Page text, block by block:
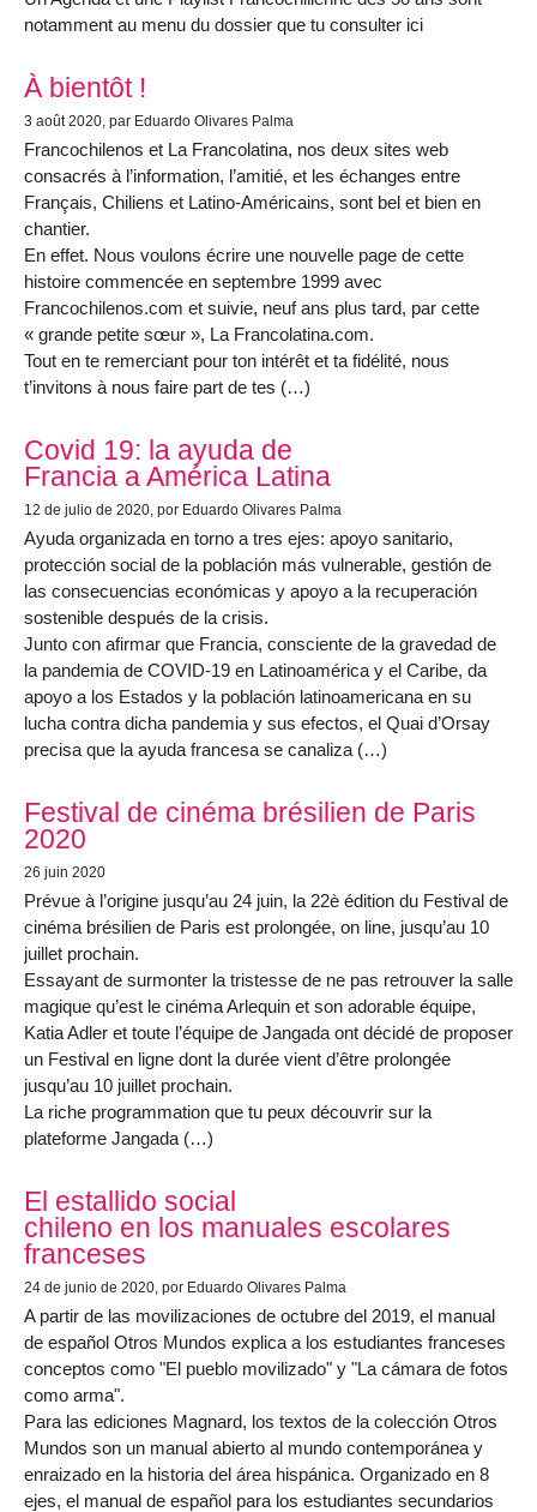
notamment au menu du dossier que tu consulter ici
À bientôt !
3 août 2020 , par Eduardo Olivares Palma
Francochilenos et La Francolatina, nos deux sites web
consacrés à l’information, l’amitié, et les échanges entre
Français, Chiliens et Latino-Américains, sont bel et bien en
chantier.
En effet. Nous voulons écrire une nouvelle page de cette
histoire commencée en septembre 1999 avec
Francochilenos.com et suivie, neuf ans plus tard, par cette
« grande petite sœur », La Francolatina.com.
Tout en te remerciant pour ton intérêt et ta fidélité, nous
t’invitons à nous faire part de tes (…)
Covid 19: la ayuda de
Francia a América Latina
12 de julio de 2020 , por Eduardo Olivares Palma
Ayuda organizada en torno a tres ejes: apoyo sanitario,
protección social de la población más vulnerable, gestión de
las consecuencias económicas y apoyo a la recuperación
sostenible después de la crisis.
Junto con afirmar que Francia, consciente de la gravedad de
la pandemia de COVID-19 en Latinoamérica y el Caribe, da
apoyo a los Estados y la población latinoamericana en su
lucha contra dicha pandemia y sus efectos, el Quai d’Orsay
precisa que la ayuda francesa se canaliza (…)
Festival de cinéma brésilien de Paris
2020
26 juin 2020
Prévue à l’origine jusqu’au 24 juin, la 22è édition du Festival de
cinéma brésilien de Paris est prolongée, on line, jusqu’au 10
juillet prochain.
Essayant de surmonter la tristesse de ne pas retrouver la salle
magique qu’est le cinéma Arlequin et son adorable équipe,
Katia Adler et toute l’équipe de Jangada ont décidé de proposer
un Festival en ligne dont la durée vient d’être prolongée
jusqu’au 10 juillet prochain.
La riche programmation que tu peux découvrir sur la
plateforme Jangada (…)
El estallido social
chileno en los manuales escolares
franceses
24 de junio de 2020 , por Eduardo Olivares Palma
A partir de las movilizaciones de octubre del 2019, el manual
de español Otros Mundos explica a los estudiantes franceses
conceptos como "El pueblo movilizado" y "La cámara de fotos
como arma".
Para las ediciones Magnard, los textos de la colección Otros
Mundos son un manual abierto al mundo contemporánea y
enraizado en la historia del área hispánica. Organizado en 8
ejes, el manual de español para los estudiantes secundarios